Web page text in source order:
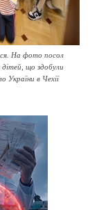
На фото посол
дітей, що здобули
України в Чехії